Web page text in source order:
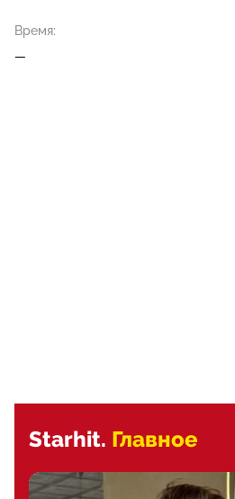
Время:
—
Starhit. Главное